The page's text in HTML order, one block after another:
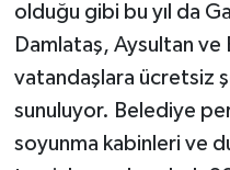
olduğu gibi bu yıl da
Damlataş, Aysultan ve
vatandaşlara ücretsiz
sunuluyor. Belediye
soyunma kabinleri ve